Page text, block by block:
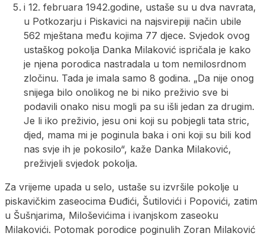
i 12. februara 1942.godine, ustaše su u dva navrata,
u Potkozarju i Piskavici na najsvirepiji način ubile
562 mještana među kojima 77 djece. Svjedok ovog
ustaškog pokolja Danka Milaković ispričala je kako
je njena porodica nastradala u tom nemilosrdnom
zločinu. Tada je imala samo 8 godina. „Da nije onog
snijega bilo onolikog ne bi niko preživio sve bi
podavili onako nisu mogli pa su išli jedan za drugim.
Je li iko preživio, jesu oni koji su pobjegli tata stric,
djed, mama mi je poginula baka i oni koji su bili kod
nas svje ih je pokosilo“, kaže Danka Milaković,
preživjeli svjedok pokolja.
Za vrijeme upada u selo, ustaše su izvršile pokolje u
piskavičkim zaseocima Đuđići, Šutilovići i Popovići, zatim
u Šušnjarima, Miloševićima i ivanjskom zaseoku
Milakovići. Potomak porodice poginulih Zoran Milaković